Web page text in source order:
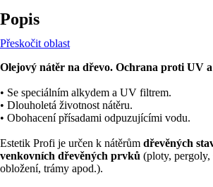
Popis
Přeskočit oblast
Olejový nátěr na dřevo. Ochrana proti UV
• Se speciálním alkydem a UV filtrem.
• Dlouholetá životnost nátěru.
• Obohacení přísadami odpuzujícími vodu.
Estetik Profi je určen k nátěrům dřevěných
venkovních dřevěných prvků (ploty, pergoly,
obložení, trámy apod.).